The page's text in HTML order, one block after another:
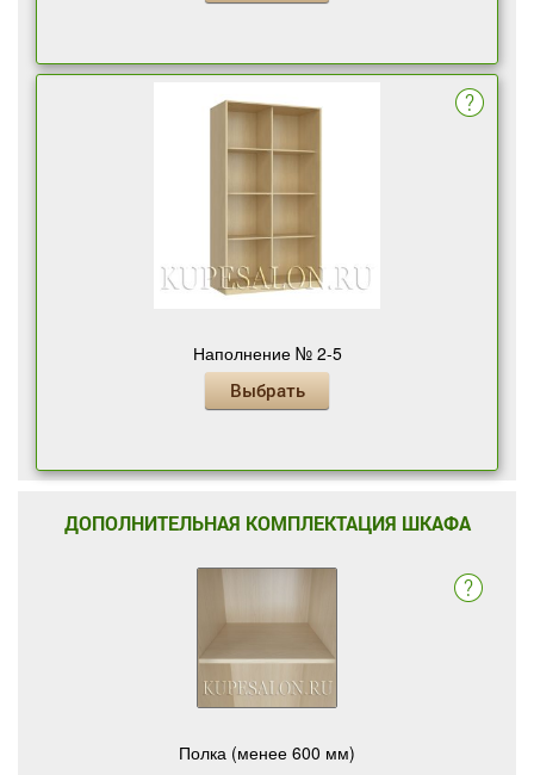
Наполнение № 2-5
Выбрать
ДОПОЛНИТЕЛЬНАЯ КОМПЛЕКТАЦИЯ ШКАФА
Полка (менее 600 мм)